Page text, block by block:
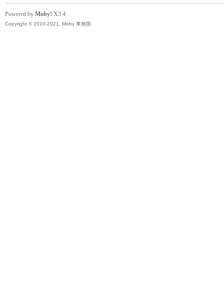
Powered by Moby! X3.4
Copyright © 2010-2021, Moby 車無限.